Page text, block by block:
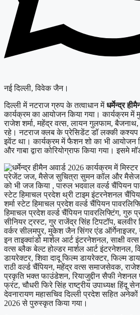
नई दिल्ली, विवेक जैन।
दिल्ली में नटराज ग्रुप के तत्वाधान मेंधर्मेन्द्र
कार्यक्रम का आयोजन किया गया। कार्यक्रम
राजेश शर्मा, महेंद्र वत्स, लायन गुलफाम,
रहे। नटराज क्लब के प्रेसिडेंट डॉ लक्की कश्यप
इवेंट था। कार्यक्रम में फैशन शो का भी आयोजन
और गाबा द्वारा कोरियोग्राफ किया गया। इसमे
कार्यक्रम में
प्रेजेंट जज, मैसेज सुचित्रा सुमन कॉल और मैसेज
को भी जज किया , पारुल भदवाल वर्ल्ड चैंपियन
स्टेट हिमाचल प्रदेश थ्री टाइम इंटरनेशनल
शर्मा स्टेट हिमाचल प्रदेश वर्ल्ड चैंपियन
हिमाचल प्रदेश वर्ल्ड चैंपियन पावरलिफ्टिंग, गुरु
सीनियर ट्रस्ट, गुर राजेंद्र सिंह टिपटॉप, बलवीर
वर्कर सीलमपुर, मुकेश जैन सिंगर एंड ऑर्गेनाइजर,
इन ताइक्वांडो मार्शल आर्ट इंटरनेशनल, साक्षी
वत्स ब्लैक बेल्ट होल्डर मार्शल आर्ट इंटरनेशनल,
डायरेक्टर, शिवा दादू फिल्म डायरेक्टर, फिल्म
राठी वर्ल्ड चैंपियन, महेंद्र वत्स समाजसेवक,
प्रकृति भक्त फाउंडेशन, रियाजुद्दीन सैफी नेशनल
फ्रंट, चौधरी फिरे सिंह राष्ट्रीय उपाध्यक्ष हिंदू
देवनारायण महासचिव दिल्ली प्रदेश सहित अनेकों
2026 से पुरुस्कृत किया गया।